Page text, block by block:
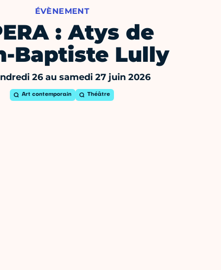
ÉVÈNEMENT
: Atys de
Baptiste Lully
26 au samedi 27 juin 2026
Art contemporain Théâtre